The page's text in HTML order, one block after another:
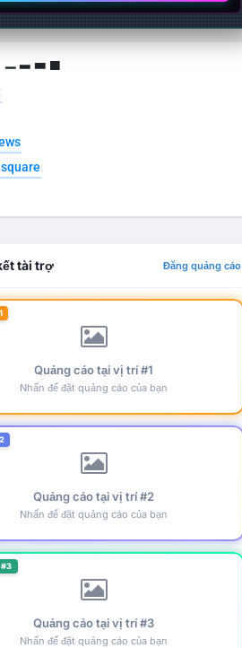
▁ ▂ ▃ ▄
tài trợ Đăng quảng cáo
Quảng cáo tại vị trí #1
Nhấn để đặt quảng cáo của bạn
Quảng cáo tại vị trí #2
Nhấn để đặt quảng cáo của bạn
Quảng cáo tại vị trí #3
Nhấn để đặt quảng cáo của bạn